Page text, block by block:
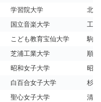
学習院大学
北
国立音楽大学
工
こども教育宝仙大学
駒
芝浦工業大学
順
昭和女子大学
昭
白百合女子大学
杉
聖心女子大学
清